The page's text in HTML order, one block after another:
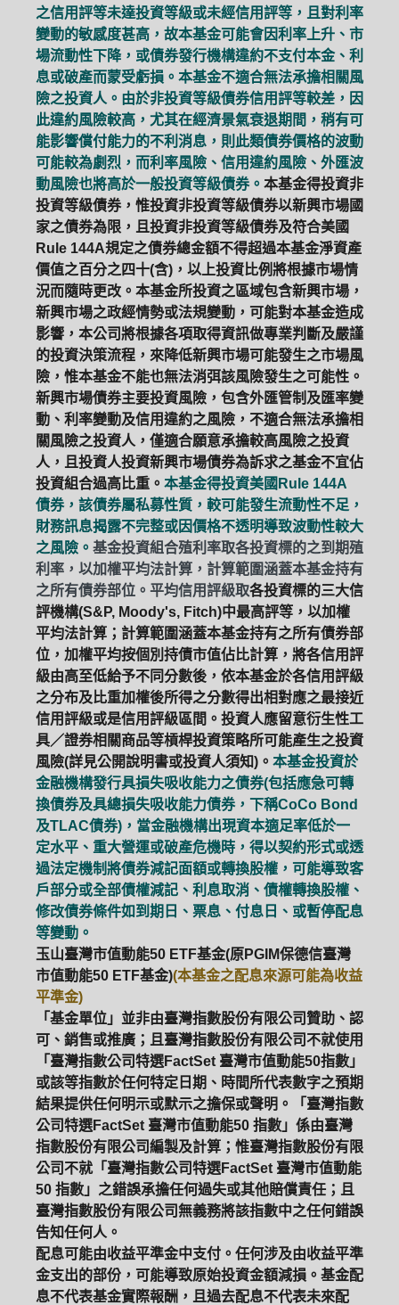
之信用評等未達投資等級或未經信用評等，且對利率
變動的敏感度甚高，故本基金可能會因利率上升、市
場流動性下降，或債券發行機構違約不支付本金、利
息或破產而蒙受虧損。本基金不適合無法承擔相關風
險之投資人。由於非投資等級債券信用評等較差，因
此違約風險較高，尤其在經濟景氣衰退期間，稍有可
能影響償付能力的不利消息，則此類債券價格的波動
可能較為劇烈，而利率風險、信用違約風險、外匯波
動風險也將高於一般投資等級債券。 本基金得投資非
投資等級債券，惟投資非投資等級債券以新興市場國
家之債券為限，且投資非投資等級債券及符合美國
Rule 144A規定之債券總金額不得超過本基金淨資產
價值之百分之四十(含)，以上投資比例將根據市場情
況而隨時更改。本基金所投資之區域包含新興市場，
新興市場之政經情勢或法規變動，可能對本基金造成
影響，本公司將根據各項取得資訊做專業判斷及嚴謹
的投資決策流程，來降低新興市場可能發生之市場風
險，惟本基金不能也無法消弭該風險發生之可能性。
新興市場債券主要投資風險，包含外匯管制及匯率變
動、利率變動及信用違約之風險，不適合無法承擔相
關風險之投資人，僅適合願意承擔較高風險之投資
人，且投資人投資新興市場債券為訴求之基金不宜佔
投資組合過高比重。 本基金得投資美國Rule 144A
債券，該債券屬私募性質，較可能發生流動性不足，
財務訊息揭露不完整或因價格不透明導致波動性較大
之風險。 基金投資組合殖利率取各投資標的之到期殖
利率，以加權平均法計算，計算範圍涵蓋本基金持有
之所有債券部位。平均信用評級取各投資標的三大信
評機構(S&P, Moody's, Fitch)中最高評等，以加權
平均法計算；計算範圍涵蓋本基金持有之所有債券部
位，加權平均按個別持債市值佔比計算，將各信用評
級由高至低給予不同分數後，依本基金於各信用評級
之分布及比重加權後所得之分數得出相對應之最接近
信用評級或是信用評級區間。投資人應留意衍生性工
具／證券相關商品等槓桿投資策略所可能產生之投資
風險(詳見公開說明書或投資人須知)。 本基金投資於
金融機構發行具損失吸收能力之債券(包括應急可轉
換債券及具總損失吸收能力債券，下稱CoCo Bond
及TLAC債券)，當金融機構出現資本適足率低於一
定水平、重大營運或破產危機時，得以契約形式或透
過法定機制將債券減記面額或轉換股權，可能導致客
戶部分或全部債權減記、利息取消、債權轉換股權、
修改債券條件如到期日、票息、付息日、或暫停配息
等變動。
玉山臺灣市值動能50 ETF基金(原PGIM保德信臺灣
市值動能50 ETF基金)(本基金之配息來源可能為收益
平準金)
「基金單位」並非由臺灣指數股份有限公司贊助、認
可、銷售或推廣；且臺灣指數股份有限公司不就使用
「臺灣指數公司特選FactSet 臺灣市值動能50指數」
或該等指數於任何特定日期、時間所代表數字之預期
結果提供任何明示或默示之擔保或聲明。「臺灣指數
公司特選FactSet 臺灣市值動能50 指數」係由臺灣
指數股份有限公司編製及計算；惟臺灣指數股份有限
公司不就「臺灣指數公司特選FactSet 臺灣市值動能
50 指數」之錯誤承擔任何過失或其他賠償責任；且
臺灣指數股份有限公司無義務將該指數中之任何錯誤
告知任何人。
配息可能由收益平準金中支付。任何涉及由收益平準
金支出的部份，可能導致原始投資金額減損。基金配
息不代表基金實際報酬，且過去配息不代表未來配